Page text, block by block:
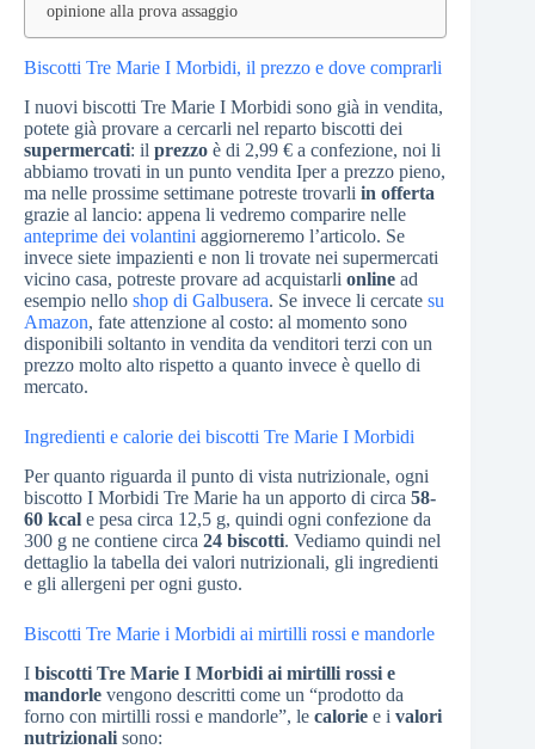
opinione alla prova assaggio
Biscotti Tre Marie I Morbidi, il prezzo e dove comprarli
I nuovi biscotti Tre Marie I Morbidi sono già in vendita,
potete già provare a cercarli nel reparto biscotti dei
supermercati: il prezzo è di 2,99 € a confezione, noi li
abbiamo trovati in un punto vendita Iper a prezzo pieno,
ma nelle prossime settimane potreste trovarli in offerta
grazie al lancio: appena li vedremo comparire nelle
anteprime dei volantini aggiorneremo l’articolo. Se
invece siete impazienti e non li trovate nei supermercati
vicino casa, potreste provare ad acquistarli online ad
esempio nello shop di Galbusera. Se invece li cercate su
Amazon, fate attenzione al costo: al momento sono
disponibili soltanto in vendita da venditori terzi con un
prezzo molto alto rispetto a quanto invece è quello di
mercato.
Ingredienti e calorie dei biscotti Tre Marie I Morbidi
Per quanto riguarda il punto di vista nutrizionale, ogni
biscotto I Morbidi Tre Marie ha un apporto di circa 58-
60 kcal e pesa circa 12,5 g, quindi ogni confezione da
300 g ne contiene circa 24 biscotti. Vediamo quindi nel
dettaglio la tabella dei valori nutrizionali, gli ingredienti
e gli allergeni per ogni gusto.
Biscotti Tre Marie i Morbidi ai mirtilli rossi e mandorle
I biscotti Tre Marie I Morbidi ai mirtilli rossi e
mandorle vengono descritti come un “prodotto da
forno con mirtilli rossi e mandorle”, le calorie e i valori
nutrizionali sono: